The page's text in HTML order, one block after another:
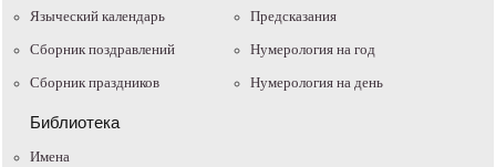
Языческий календарь
Сборник поздравлений
Сборник праздников
Предсказания
Нумерология на год
Нумерология на день
Библиотека
Имена